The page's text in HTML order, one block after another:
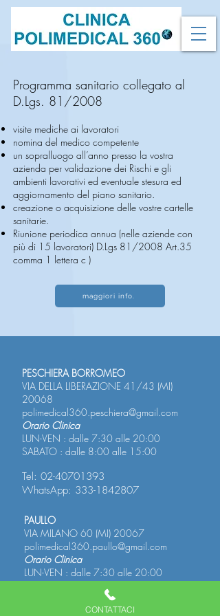
Programma sanitario collegato al
D.Lgs. 81/2008
visite mediche ai lavoratori
nomina del medico competente
un sopralluogo all’anno presso la vostra
azienda per validazione dei Rischi e gli
ambienti lavorativi ed eventuale stesura ed
aggiornamento del piano sanitario.
creazione o acquisizione delle vostre cartelle
sanitarie.
Riunione periodica annua (nelle aziende con
più di 15 lavoratori) D.Lgs 81/2008 Art.35
comma 1 lettera c )
maggiori info.
PESCHIERA BORROMEO
VIA DELLA LIBERAZIONE 41/43 (MI)
20068
polimedical360.peschiera@gmail.com
Orario Clinica
LUN-VEN : dalle 7:30 alle 20:00
SABATO : dalle 8:00 alle 15:00
Tel: 02-40701393
WhatsApp: 333-1842807
PAULLO
VIA MILANO 60 (MI) 20067
polimedical360.paullo@gmail.com
Orario Clinica
LUN-VEN : dalle 7:30 alle 20:00
SABATO : dalle 7:30 alle 14:00
02-40701393CONTATTACI